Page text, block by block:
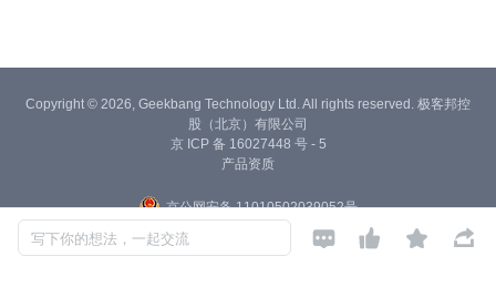
写下你的想法，一起交流    
Copyright © 2026, Geekbang Technology Ltd. All rights reserved. 极客邦控
股（北京）有限公司
京 ICP 备 16027448 号 - 5
产品资质
京公网安备 11010502039052号